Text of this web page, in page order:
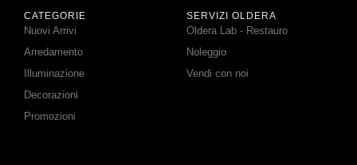
CATEGORIE
Nuovi Arrivi
Arredamento
Illuminazione
Decorazioni
Promozioni
SERVIZI OLDERA
Oldera Lab - Restauro
Noleggio
Vendi con noi